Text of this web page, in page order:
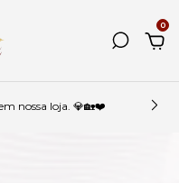
0
nossa loja. 💎🏡❤️